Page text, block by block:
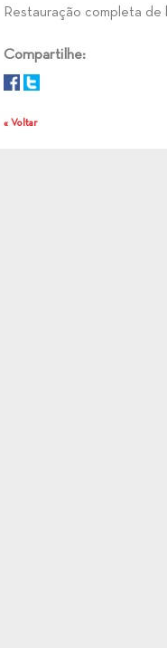
Restauração completa de
Compartilhe:
« Voltar